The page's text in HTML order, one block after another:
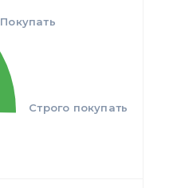
Покупать
Строго покупать